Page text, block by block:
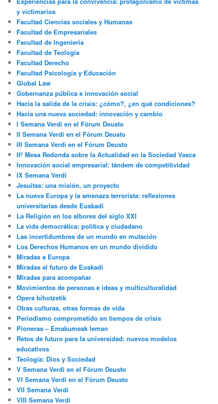
y victimarios
Facultad Ciencias sociales y Humanas
Facultad de Empresariales
Facultad de Ingeniería
Facultad de Teología
Facultad Derecho
Facultad Psicología y Educación
Global Law
Gobernanza pública e innovación social
Hacia la salida de la crisis: ¿cómo?, ¿en qué condiciones?
Hacia una nueva sociedad: innovación y cambio
I Semana Verdi en el Fórum Deusto
II Semana Verdi en el Fórum Deusto
III Semana Verdi en el Fórum Deusto
IIº Mesa Redonda sobre la Actualidad en la Sociedad Vasca
Innovación social empresarial: tándem de competitividad
IX Semana Verdi
Jesuitas: una misión, un proyecto
La nueva Europa y la amenaza terrorista: reflexiones
universitarias desde Euskadi
La Religión en los albores del siglo XXI
La vida democrática: política y ciudadano
Las incertidumbres de un mundo en mutación
Los Derechos Humanos en un mundo dividido
Miradas a Europa
Miradas al futuro de Euskadi
Miradas para acompañar
Movimientos de personas e ideas y multiculturalidad
Opera bihotzetik
Otras culturas, otras formas de vida
Periodismo comprometido en tiempos de crisis
Pioneras – Emakumeak leman
Retos de futuro para la universidad: nuevos modelos
educativos
Teología: Dios y Sociedad
V Semana Verdi en el Fórum Deusto
VI Semana Verdi en el Fórum Deusto
VII Semana Verdi
VIII Semana Verdi